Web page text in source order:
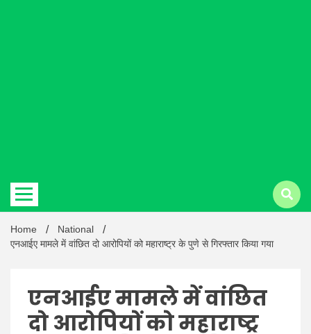
Latest
Home
National
एनआईए मामले में वांछित दो आरोपियों को महाराष्ट्र के पुणे से गिरफ्तार किया गया
एनआईए मामले में वांछित
दो आरोपियों को महाराष्ट्र